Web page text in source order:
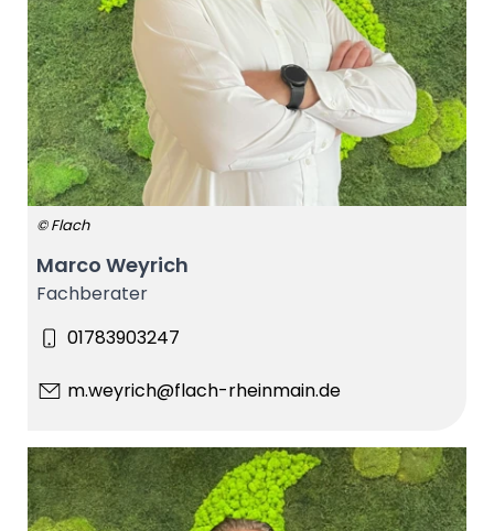
© Flach
Marco Weyrich
Fachberater
01783903247
m.weyrich@flach-rheinmain.de